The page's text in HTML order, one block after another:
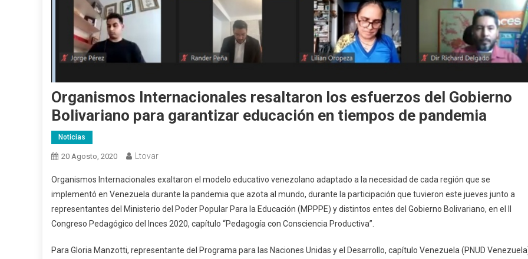
Organismos Internacionales resaltaron los esfuerzos del Gobierno
Bolivariano para garantizar educación en tiempos de pandemia
Noticias
20 Agosto, 2020 Ltovar
Organismos Internacionales exaltaron el modelo educativo venezolano adaptado a la necesidad de cada región que se
implementó en Venezuela durante la pandemia que azota al mundo, durante la participación que tuvieron este jueves junto a
representantes del Ministerio del Poder Popular Para la Educación (MPPPE) y distintos entes del Gobierno Bolivariano, en el II
Congreso Pedagógico del Inces 2020, capítulo “Pedagogía con Consciencia Productiva”.
Para Gloria Manzotti, representante del Programa para las Naciones Unidas y el Desarrollo, capítulo Venezuela (PNUD